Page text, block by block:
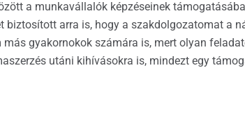
a munkavállalók képzéseinek
biztosított arra is, hogy a szakdolgozatomat a
gyakornokok számára is, mert olyan
utáni kihívásokra is, mindezt egy